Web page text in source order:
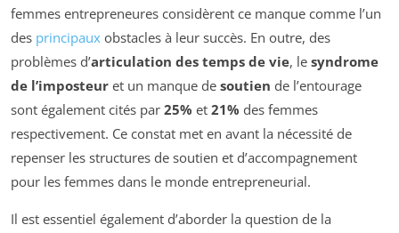
femmes entrepreneures considèrent ce manque comme l’un
des principaux obstacles à leur succès. En outre, des
problèmes d’articulation des temps de vie, le syndrome
de l’imposteur et un manque de soutien de l’entourage
sont également cités par 25% et 21% des femmes
respectivement. Ce constat met en avant la nécessité de
repenser les structures de soutien et d’accompagnement
pour les femmes dans le monde entrepreneurial.
Il est essentiel également d’aborder la question de la